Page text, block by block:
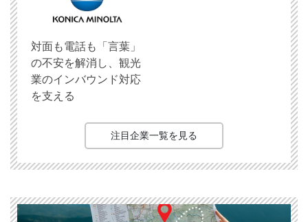
対面も電話も「言葉」
の不安を解消し、観光
業のインバウンド対応
を支える
注目企業一覧を見る